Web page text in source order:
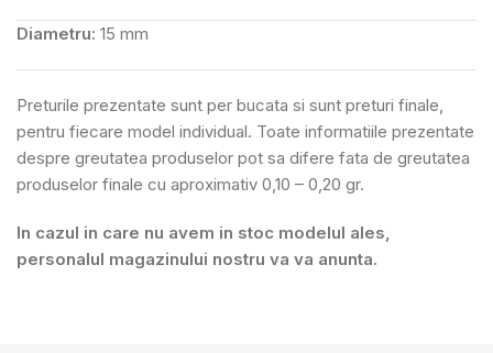
Diametru: 15 mm
Preturile prezentate sunt per bucata si sunt preturi finale,
pentru fiecare model individual. Toate informatiile prezentate
despre greutatea produselor pot sa difere fata de greutatea
produselor finale cu aproximativ 0,10 – 0,20 gr.
In cazul in care nu avem in stoc modelul ales,
personalul magazinului nostru va va anunta.